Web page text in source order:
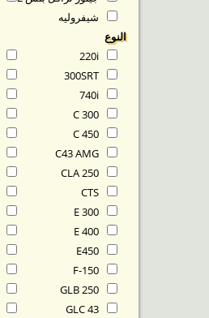
شيفروليه
النوع